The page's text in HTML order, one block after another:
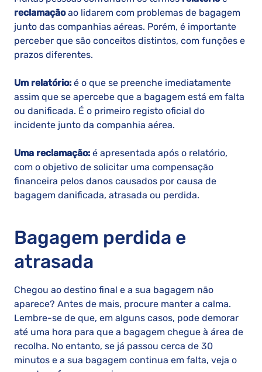
reclamaçãoao lidarem com problemas de bagagem
junto das companhias aéreas. Porém, é importante
perceber que são conceitos distintos, com funções e
prazos diferentes.
Um relatório: é o que se preenche imediatamente
assim que se apercebe que a bagagem está em falta
ou danificada. É o primeiro registo oficial do
incidente junto da companhia aérea.
Uma reclamação: é apresentada após o relatório,
com o objetivo de solicitar uma compensação
financeira pelos danos causados por causa de
bagagem danificada, atrasada ou perdida.
Bagagem perdida e
atrasada
Chegou ao destino final e a sua bagagem não
aparece? Antes de mais, procure manter a calma.
Lembre-se de que, em alguns casos, pode demorar
até uma hora para que a bagagem chegue à área de
recolha. No entanto, se já passou cerca de 30
minutos e a sua bagagem continua em falta, veja o